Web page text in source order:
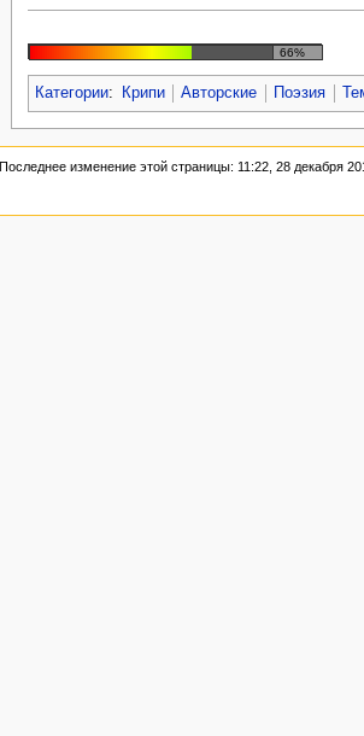
66%
Категории: Крипи Авторские Поэзия
Последнее изменение этой страницы: 11:22, 28 декабря